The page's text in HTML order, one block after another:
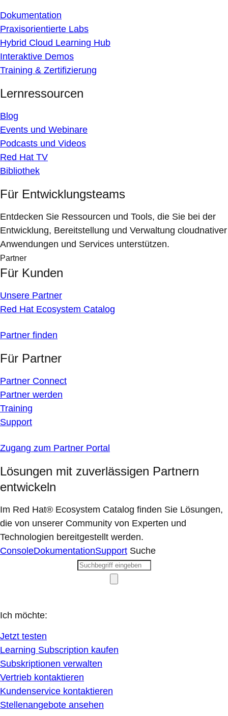
Dokumentation
Praxisorientierte Labs
Hybrid Cloud Learning Hub
Interaktive Demos
Training & Zertifizierung
Lernressourcen
Blog
Events und Webinare
Podcasts und Videos
Red Hat TV
Bibliothek
Für Entwicklungsteams
Entdecken Sie Ressourcen und Tools, die Sie bei der
Entwicklung, Bereitstellung und Verwaltung cloudnativer
Anwendungen und Services unterstützen.
Partner
Für Kunden
Unsere Partner
Red Hat Ecosystem Catalog
Partner finden
Für Partner
Partner Connect
Partner werden
Training
Support
Zugang zum Partner Portal
Lösungen mit zuverlässigen Partnern
entwickeln
Im Red Hat® Ecosystem Catalog finden Sie Lösungen,
die von unserer Community von Experten und
Technologien bereitgestellt werden.
ConsoleDokumentationSupport Suche
Ich möchte:
Jetzt testen
Learning Subscription kaufen
Subskriptionen verwalten
Vertrieb kontaktieren
Kundenservice kontaktieren
Stellenangebote ansehen